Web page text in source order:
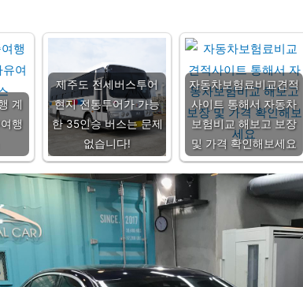
계
행
제주도 전세버스투어
현지 전통투어가 가능
한 35인승 버스는 문제
없습니다!
자동차보험료비교견적
사이트 통해서 자동차
보험비교 해보고 보장
및 가격 확인해보세요